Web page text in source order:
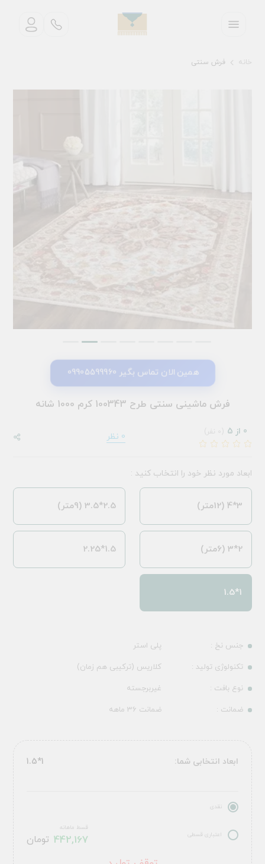
خانه فرش سنتی
همین الان تماس بگیر 09905599960
فرش ماشینی سنتی طرح 100343 کرم 1000 شانه
0 از 5 0 نظر
جنس نخ :
پلی استر
تکنولوژی تولید :
کلاریس (ترکیبی هم زمان)
نوع بافت :
غیربرجسته
ضمانت :
ضمانت 36 ماهه
ابعاد مورد نظر خود را انتخاب کنید :
3*4 (12متر) 2.5*3.5 (9متر)
2*3 (6متر) 1.5*2.25
1*1.5
ابعاد انتخابی شما: 1*1.5
نقدی
اعتباری قسطی
قسط ماهانه
442,167 تومان